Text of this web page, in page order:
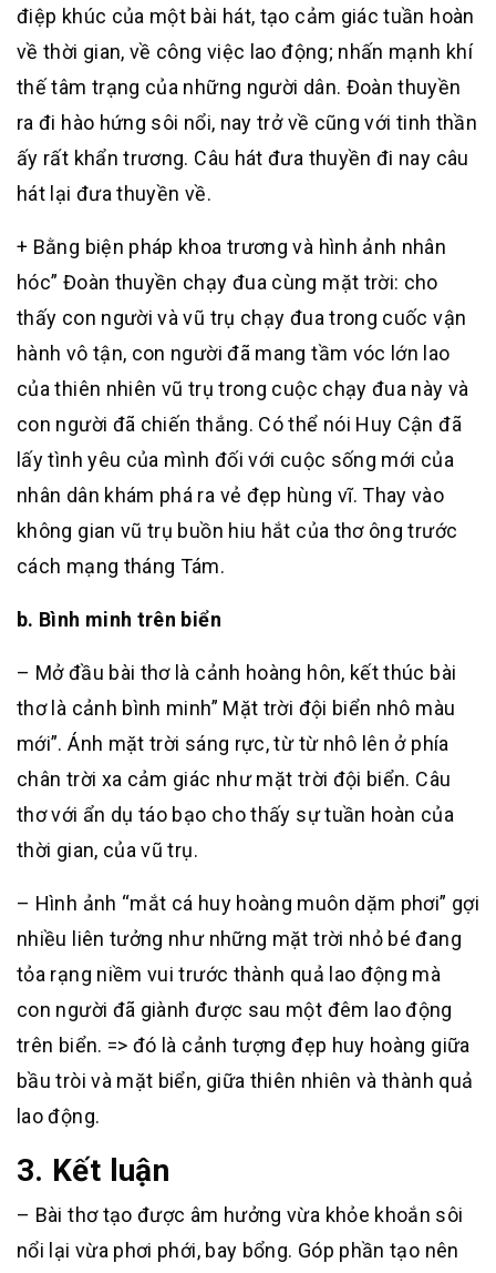
điệp khúc của một bài hát, tạo cảm giác tuần hoàn
về thời gian, về công việc lao động; nhấn mạnh khí
thế tâm trạng của những người dân. Đoàn thuyền
ra đi hào hứng sôi nổi, nay trở về cũng với tinh thần
ấy rất khẩn trương. Câu hát đưa thuyền đi nay câu
hát lại đưa thuyền về.
+ Bằng biện pháp khoa trương và hình ảnh nhân
hóc” Đoàn thuyền chạy đua cùng mặt trời: cho
thấy con người và vũ trụ chạy đua trong cuốc vận
hành vô tận, con người đã mang tầm vóc lớn lao
của thiên nhiên vũ trụ trong cuộc chạy đua này và
con người đã chiến thắng. Có thể nói Huy Cận đã
lấy tình yêu của mình đối với cuộc sống mới của
nhân dân khám phá ra vẻ đẹp hùng vĩ. Thay vào
không gian vũ trụ buồn hiu hắt của thơ ông trước
cách mạng tháng Tám.
b. Bình minh trên biển
– Mở đầu bài thơ là cảnh hoàng hôn, kết thúc bài
thơ là cảnh bình minh” Mặt trời đội biển nhô màu
mới”. Ánh mặt trời sáng rực, từ từ nhô lên ở phía
chân trời xa cảm giác như mặt trời đội biển. Câu
thơ với ẩn dụ táo bạo cho thấy sự tuần hoàn của
thời gian, của vũ trụ.
– Hình ảnh “mắt cá huy hoàng muôn dặm phơi” gợi
nhiều liên tưởng như những mặt trời nhỏ bé đang
tỏa rạng niềm vui trước thành quả lao động mà
con người đã giành được sau một đêm lao động
trên biển. => đó là cảnh tượng đẹp huy hoàng giữa
bầu tròi và mặt biển, giữa thiên nhiên và thành quả
lao động.
3. Kết luận
– Bài thơ tạo được âm hưởng vừa khỏe khoắn sôi
nổi lại vừa phơi phới, bay bổng. Góp phần tạo nên